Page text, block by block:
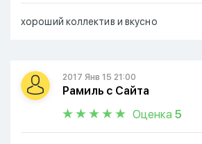
хороший коллектив и вкусно
2017 Янв 15 21:00
Рамиль с Сайта
Оценка 5